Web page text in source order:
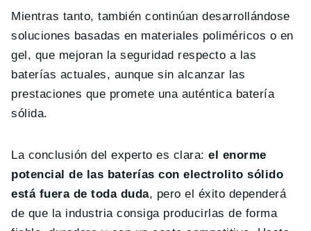
Mientras tanto, también continúan desarrollándose
soluciones basadas en materiales poliméricos o en
gel, que mejoran la seguridad respecto a las
baterías actuales, aunque sin alcanzar las
prestaciones que promete una auténtica batería
sólida.
La conclusión del experto es clara:el enorme
potencial de las baterías con electrolito sólido
está fuera de toda duda, pero el éxito dependerá
de que la industria consiga producirlas de forma